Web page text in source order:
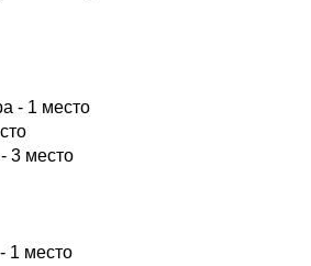
- 1 место
3 место
1 место